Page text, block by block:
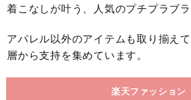
着こなしが叶う、人気のプチプラブラ
アパレル以外のアイテムも取り揃え
層から支持を集めています。
楽天ファッション